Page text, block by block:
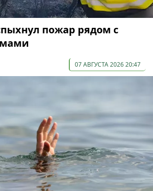
пожар рядом с
07 АВГУСТА 2026 20:47